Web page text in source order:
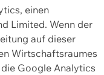
einen
Limited. Wenn der
auf dieser
Wirtschaftsraumes
Google Analytics